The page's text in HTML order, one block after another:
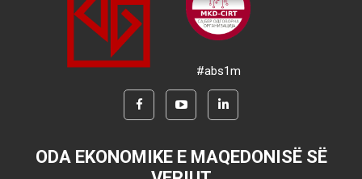
#abs1m
ODA EKONOMIKE E MAQEDONISË SË